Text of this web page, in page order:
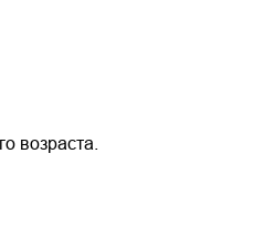
возраста.